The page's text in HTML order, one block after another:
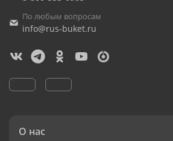
По любым вопросам
info@rus-buket.ru
О нас